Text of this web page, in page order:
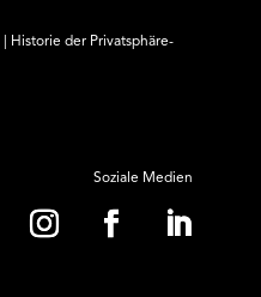
Historie der Privatsphäre-
Soziale Medien